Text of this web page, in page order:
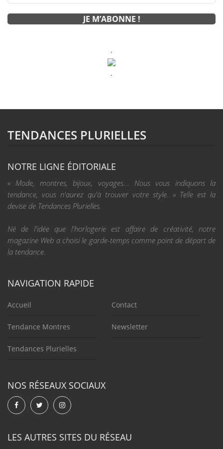
.
.
TENDANCES PLURIELLES
NOTRE LIGNE ÉDITORIALE
« Mode, montres, bijoux, voyages... Nous vous indiquons la
tendance, vous n'aurez qu'à trouver votre style. » Telle est la
devise de Tendances Plurielles.
Né de l'idée que l'horlogerie est affaire de créativité, notre
magazine Web a choisi le garde-temps comme point de départ de
la tendance.
NAVIGATION RAPIDE
Accueil
Tendance Montres
Tendances Plurielles
Contact
Newsletter
NOS RÉSEAUX SOCIAUX
LES AUTRES SITES DU RÉSEAU